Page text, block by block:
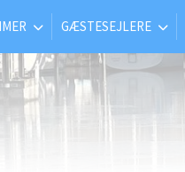
GÆSTESEJLERE